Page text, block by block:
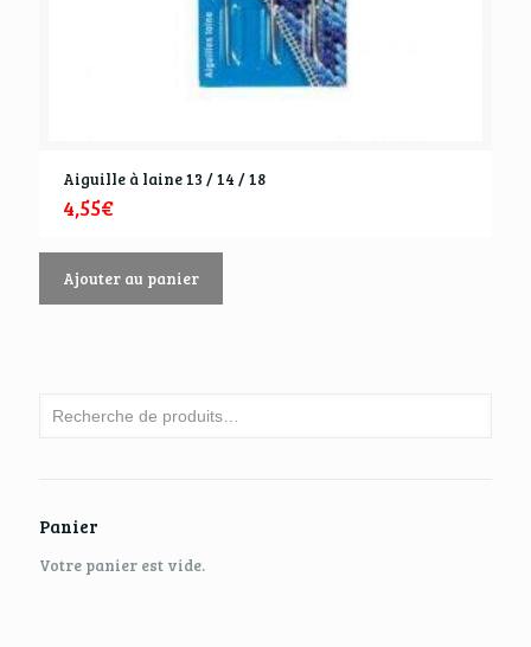
Aiguille à laine 13 / 14 / 18
4,55€
Ajouter au panier
Panier
Votre panier est vide.